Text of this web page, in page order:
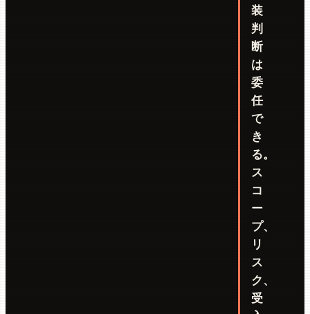
装
判
断
は
委
任
で
き
る。
ス
コ
ー
プ、
リ
ス
ク、
受